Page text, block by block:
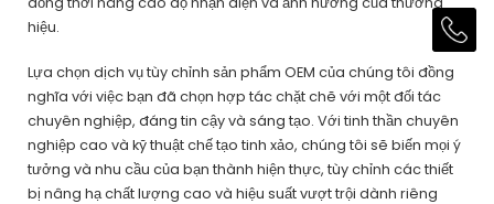
hiệu.
Lựa chọn dịch vụ tùy chỉnh sản phẩm OEM của chúng tôi đồng
nghĩa với việc bạn đã chọn hợp tác chặt chẽ với một đối tác
chuyên nghiệp, đáng tin cậy và sáng tạo. Với tinh thần chuyên
nghiệp cao và kỹ thuật chế tạo tinh xảo, chúng tôi sẽ biến mọi ý
tưởng và nhu cầu của bạn thành hiện thực, tùy chỉnh các thiết
bị nâng hạ chất lượng cao và hiệu suất vượt trội dành riêng